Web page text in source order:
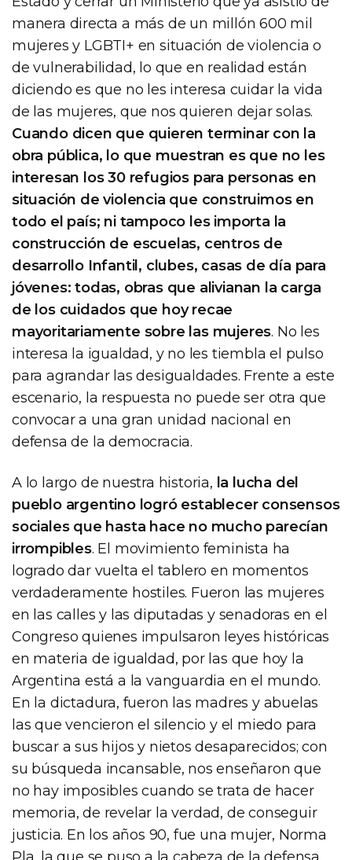
manera directa a más de un millón 600 mil
mujeres y LGBTI+ en situación de violencia o
de vulnerabilidad, lo que en realidad están
diciendo es que no les interesa cuidar la vida
de las mujeres, que nos quieren dejar solas.
Cuando dicen que quieren terminar con la
obra pública, lo que muestran es que no les
interesan los 30 refugios para personas en
situación de violencia que construimos en
todo el país; ni tampoco les importa la
construcción de escuelas, centros de
desarrollo Infantil, clubes, casas de día para
jóvenes: todas, obras que alivianan la carga
de los cuidados que hoy recae
mayoritariamente sobre las mujeres. No les
interesa la igualdad, y no les tiembla el pulso
para agrandar las desigualdades. Frente a este
escenario, la respuesta no puede ser otra que
convocar a una gran unidad nacional en
defensa de la democracia.
A lo largo de nuestra historia, la lucha del
pueblo argentino logró establecer consensos
sociales que hasta hace no mucho parecían
irrompibles. El movimiento feminista ha
logrado dar vuelta el tablero en momentos
verdaderamente hostiles. Fueron las mujeres
en las calles y las diputadas y senadoras en el
Congreso quienes impulsaron leyes históricas
en materia de igualdad, por las que hoy la
Argentina está a la vanguardia en el mundo.
En la dictadura, fueron las madres y abuelas
las que vencieron el silencio y el miedo para
buscar a sus hijos y nietos desaparecidos; con
su búsqueda incansable, nos enseñaron que
no hay imposibles cuando se trata de hacer
memoria, de revelar la verdad, de conseguir
justicia. En los años 90, fue una mujer, Norma
Pla, la que se puso a la cabeza de la defensa